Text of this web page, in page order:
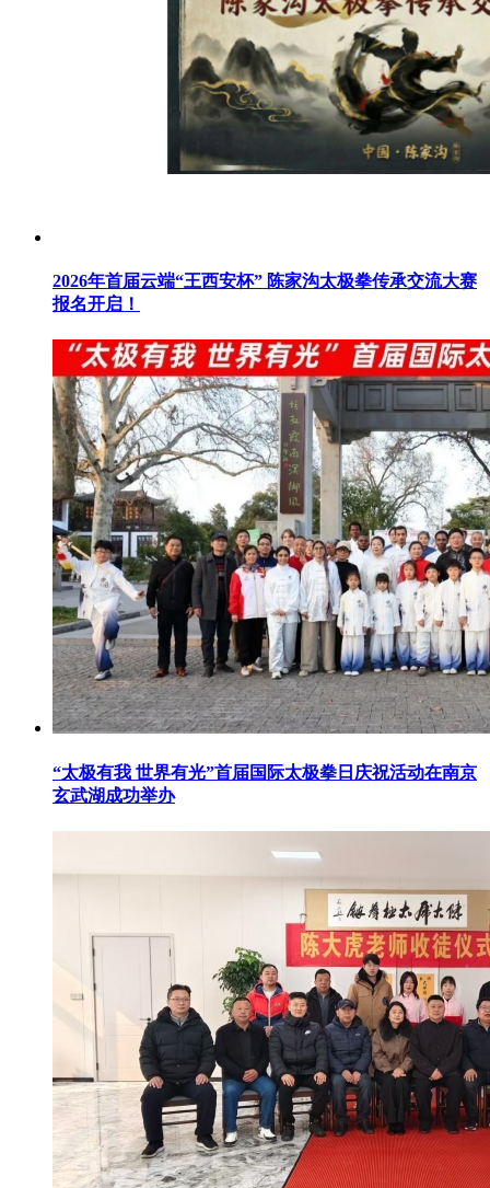
2026年首届云端“王西安杯” 陈家沟太极拳传承交流大赛
报名开启！
“太极有我 世界有光”首届国际太极拳日庆祝活动在南京
玄武湖成功举办